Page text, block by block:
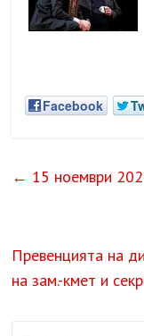
Facebook
← 15 ноември
Превенцията на
на зам.-кмет и